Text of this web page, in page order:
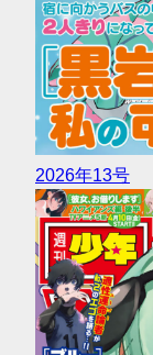
2026年13号